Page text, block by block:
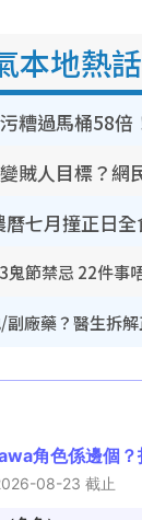
本地熱話